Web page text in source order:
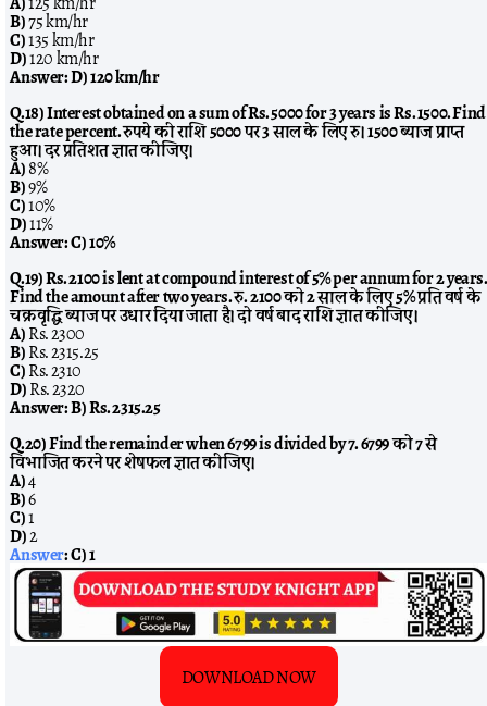
B)75 km/hr
C)135 km/hr
D)120 km/hr
Answer:D) 120 km/hr
Q.18) Interest obtained on a sum of Rs. 5000 for 3 years is Rs. 1500. Find
the rate percent. रुपये की राशि 5000 पर 3 साल के लिए रु। 1500 ब्याज प्राप्त
हुआ। दर प्रतिशत ज्ञात कीजिए।
A)8%
B)9%
C)10%
D)11%
Answer:C) 10%
Q.19) Rs. 2100 is lent at compound interest of 5% per annum for 2 years.
Find the amount after two years. रु. 2100 को 2 साल के लिए 5% प्रति वर्ष के
चक्रवृद्धि ब्याज पर उधार दिया जाता है। दो वर्ष बाद राशि ज्ञात कीजिए।
A)Rs. 2300
B)Rs. 2315.25
C)Rs. 2310
D)Rs. 2320
Answer:B) Rs. 2315.25
Q.20) Find the remainder when 6799 is divided by 7. 6799 को 7 से
विभाजित करने पर शेषफल ज्ञात कीजिए।
A)4
B)6
C)1
D)2
Answer:C) 1
DOWNLOAD NOW